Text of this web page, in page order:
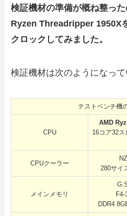
検証機材の準備が概ね整っ
Ryzen Threadripper 1950X
クロックしてみました。
検証機材は次のようになって
テストベンチ機
CPU
AMD
16コア32
CPUクーラー
280サイ
メインメモリ
F4-
DDR4